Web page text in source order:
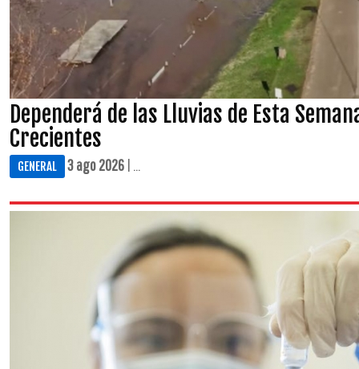
Dependerá de las Lluvias de Esta
Crecientes
GENERAL 3 ago 2026 | ...